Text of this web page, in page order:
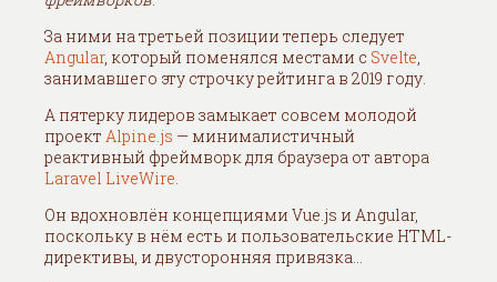
За ними на третьей позиции теперь следует
Angular, который поменялся местами с Svelte,
занимавшего эту строчку рейтинга в 2019 году.
А пятерку лидеров замыкает совсем молодой
проект Alpine.js — минималистичный
реактивный фреймворк для браузера от автора
Laravel LiveWire.
Он вдохновлён концепциями Vue.js и Angular,
поскольку в нём есть и пользовательские HTML-
директивы, и двусторонняя привязка...